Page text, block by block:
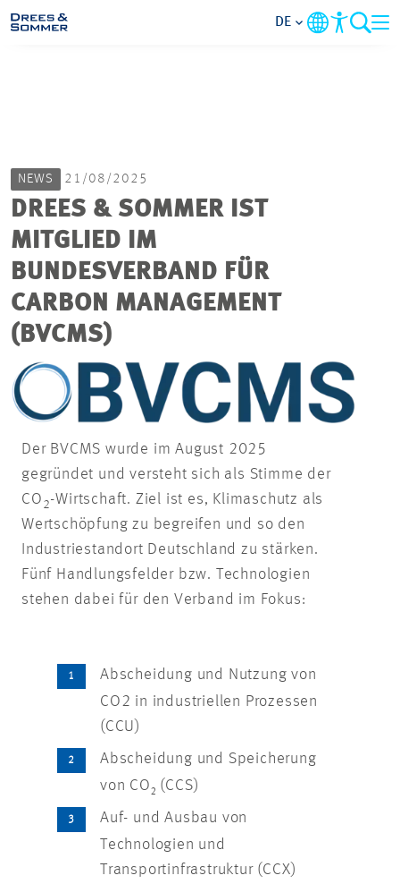
KARRIERE
KONTAKT
DE
NEWS 21/08/2025
DREES & SOMMER IST
MITGLIED IM
BUNDESVERBAND FÜR
CARBON MANAGEMENT
(BVCMS)
Der BVCMS wurde im August 2025
gegründet und versteht sich als Stimme der
CO 2-Wirtschaft. Ziel ist es, Klimaschutz als
Wertschöpfung zu begreifen und so den
Industriestandort Deutschland zu stärken.
Fünf Handlungsfelder bzw. Technologien
stehen dabei für den Verband im Fokus:
Abscheidung und Nutzung von
CO2 in industriellen Prozessen
(CCU)
Abscheidung und Speicherung
von CO₂ (CCS)
Auf- und Ausbau von
Technologien und
Transportinfrastruktur (CCX)